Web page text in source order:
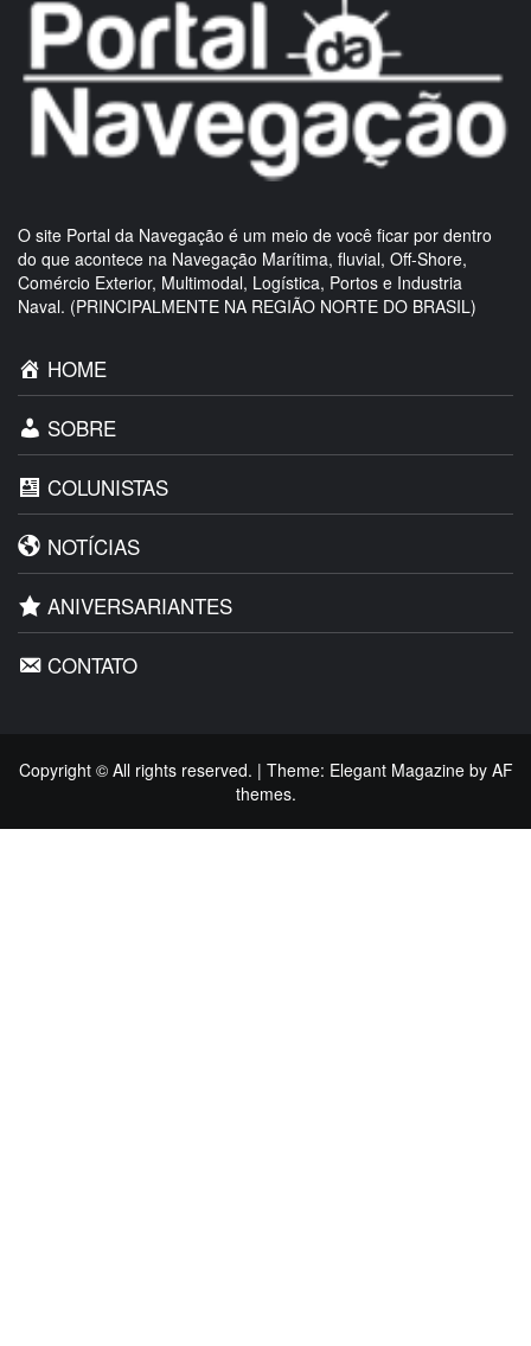
O site Portal da Navegação é um meio de você ficar por dentro
do que acontece na Navegação Marítima, fluvial, Off-Shore,
Comércio Exterior, Multimodal, Logística, Portos e Industria
Naval. (PRINCIPALMENTE NA REGIÃO NORTE DO BRASIL)
HOME
SOBRE
COLUNISTAS
NOTÍCIAS
ANIVERSARIANTES
CONTATO
Copyright © All rights reserved. | Theme: Elegant Magazineby AF
themes.